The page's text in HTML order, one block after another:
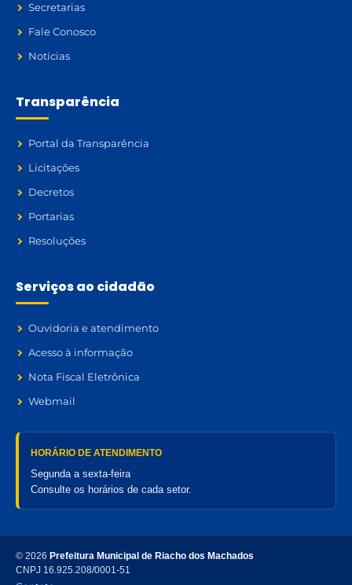
Secretarias
Fale Conosco
Notícias
Transparência
Portal da Transparência
Licitações
Decretos
Portarias
Resoluções
Serviços ao cidadão
Ouvidoria e atendimento
Acesso à informação
Nota Fiscal Eletrônica
Webmail
HORÁRIO DE ATENDIMENTO
Segunda a sexta-feira
Consulte os horários de cada setor.
© 2026 Prefeitura Municipal de Riacho dos Machados
CNPJ 16.925.208/0001-51